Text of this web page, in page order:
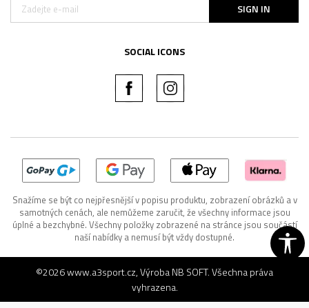
SIGN IN
SOCIAL ICONS
Snažíme se být co nejpřesnější v popisu produktu, zobrazení obrázků a v
samotných cenách, ale nemůžeme zaručit, že všechny informace jsou
úplné a bezchybné. Všechny položky zobrazené na stránce jsou součástí
naší nabídky a nemusí být vždy dostupné.
©2026www.a3sport.cz, VýrobaNB SOFT. Všechna práva
vyhrazena.